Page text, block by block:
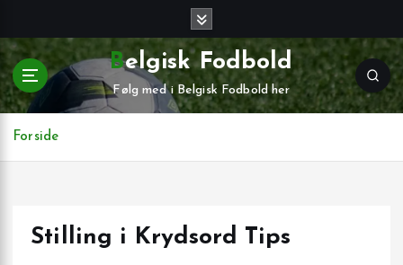
t
i
i
Belgisk Fodbold
Følg med i Belgisk Fodbold her
Forside
Stilling i Krydsord Tips